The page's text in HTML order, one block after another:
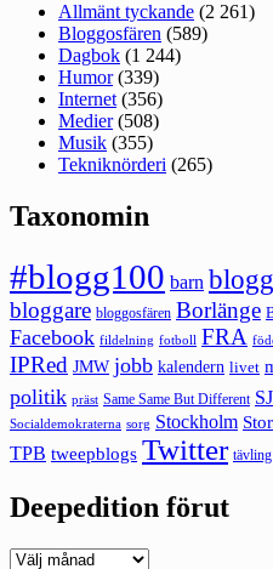
Allmänt tyckande (2 261)
Bloggosfären (589)
Dagbok (1 244)
Humor(339)
Internet (356)
Medier(508)
Musik (355)
Tekniknörderi (265)
Taxonomin
#blogg100 barn blogg
bloggare bloggosfären Borlänge
Facebook fildelning fotboll FRA
IPRed JMW jobb kalendern livet
politik präst Same Same But Different SJ
Socialdemokraterna sorg Stockholm
TPB tweepblogs Twitter tävling
Deepedition förut
Deepedition